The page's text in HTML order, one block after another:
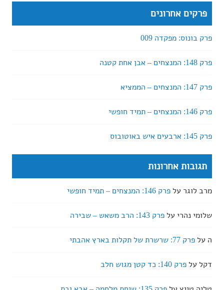
פרקים אחרונים
פרק בונוס: מפקדה 009
פרק 148: המנצחים – אבן אחת קטנה
פרק 147: המנצחים – הממציא
פרק 146: המנצחים – תמיד חופשי
פרק 145: ארבעים איש באוטובוס
תגובות אחרונות
מרב לוגר על פרק 146: המנצחים – תמיד חופשי
שלומי נהרי על פרק 143: הרב משאש – שבירה
ה על פרק 77: שרשרת של תקלות בארץ אהבתי
דקל על פרק 140: כד קטן מגוש חלב